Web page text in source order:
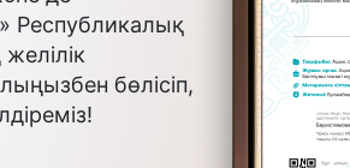
Республикалық
бөлісіп,